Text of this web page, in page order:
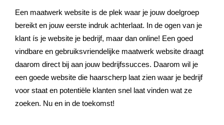
Een maatwerk website is de plek waar je jouw doelgroep
bereikt en jouw eerste indruk achterlaat. In de ogen van je
klant ís je website je bedrijf, maar dan online! Een goed
vindbare en gebruiksvriendelijke maatwerk website draagt
daarom direct bij aan jouw bedrijfssucces. Daarom wil je
een goede website die haarscherp laat zien waar je bedrijf
voor staat en potentiële klanten snel laat vinden wat ze
zoeken. Nu en in de toekomst!